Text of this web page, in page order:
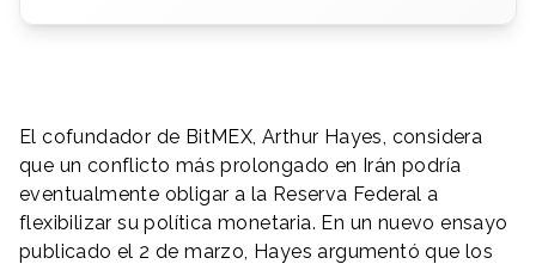
El cofundador de BitMEX, Arthur Hayes, considera
que un conflicto más prolongado en Irán podría
eventualmente obligar a la Reserva Federal a
flexibilizar su política monetaria. En un nuevo ensayo
publicado el 2 de marzo, Hayes argumentó que los